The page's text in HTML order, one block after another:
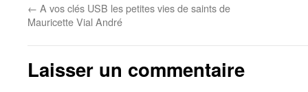
← A vos clés USB les petites vies de saints de
Mauricette Vial André
Laisser un commentaire